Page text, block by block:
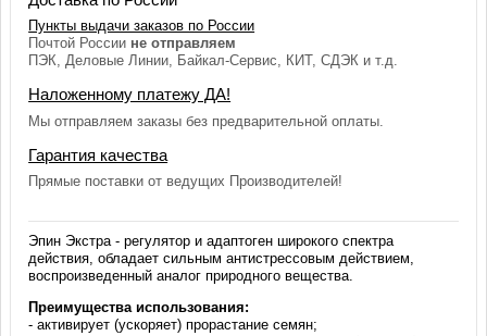
Пункты выдачи заказов по России
Почтой России не отправляем
ПЭК, Деловые Линии, Байкал-Сервис, КИТ, СДЭК и т.д.
Наложенному платежу ДА!
Мы отправляем заказы без предварительной оплаты.
Гарантия качества
Прямые поставки от ведущих Производителей!
Эпин Экстра - регулятор и адаптоген широкого спектра
действия, обладает сильным антистрессовым действием,
воспроизведенный аналог природного вещества.
Преимущества использования:
- активирует (ускоряет) прорастание семян;